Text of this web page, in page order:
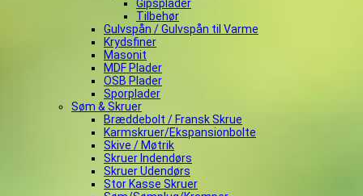
Gipsplader
Tilbehør
Gulvspån / Gulvspån til Varme
Krydsfiner
Masonit
MDF Plader
OSB Plader
Sporplader
Søm & Skruer
Bræddebolt / Fransk Skrue
Karmskruer/Ekspansionbolte
Skive / Møtrik
Skruer Indendørs
Skruer Udendørs
Stor Kasse Skruer